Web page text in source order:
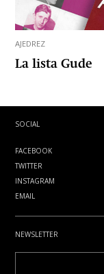
AJEDREZ
La lista Gude
SOCIAL
FACEBOOK
TWITTER
INSTAGRAM
EMAIL
NEWSLETTER